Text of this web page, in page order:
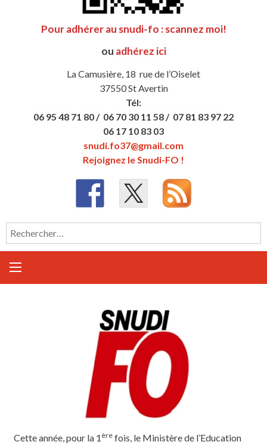
Pour adhérer au snudi-fo : scannez moi!
ou adhérez ici
La Camusière, 18 rue de l’Oiselet
37550 St Avertin
Tél:
06 95 48 71 80 / 06 70 30 11 58 / 07 81 83 97 22
06 17 10 83 03
snudi.fo37@gmail.com
Rejoignez le Snudi-FO !
Rechercher :
Cette année, pour la 1 èrefois, le Ministère de l’Education